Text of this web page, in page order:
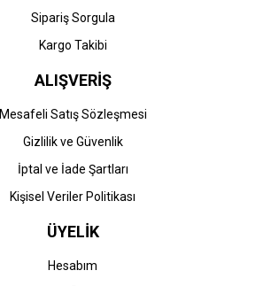
Sipariş Sorgula
Kargo Takibi
ALIŞVERİŞ
Mesafeli Satış Sözleşmesi
Gizlilik ve Güvenlik
İptal ve İade Şartları
Kişisel Veriler Politikası
ÜYELİK
Hesabım